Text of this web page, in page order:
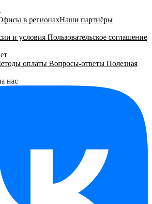
в регионахНаши партнёры
и условия Пользовательское соглашение
оплаты Вопросы-ответы Полезная
нас